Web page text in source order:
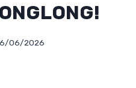
06/2026